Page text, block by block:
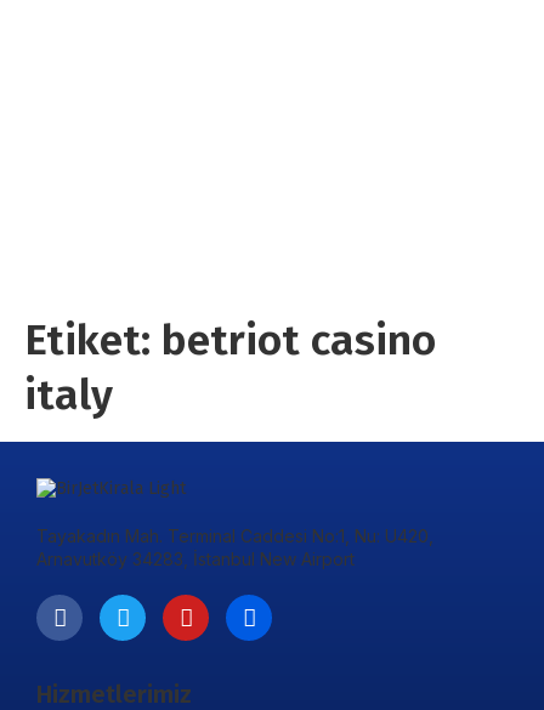
Etiket: betriot casino
italy
Tayakadın Mah. Terminal Caddesi No:1, Nu: U420,
Arnavutköy 34283, İstanbul New Airport
Hizmetlerimiz